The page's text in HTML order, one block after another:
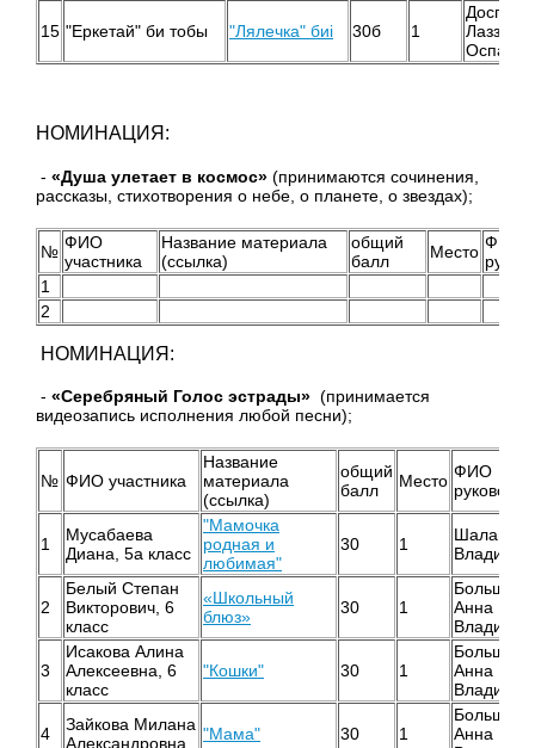
15 "Еркетай" би тобы "Лялечка" биі 30б 1
Лаззат
НОМИНАЦИЯ:
- «Душа улетает в космос» (принимаются сочинения,
рассказы, стихотворения о небе, о планете, о звездах);
№ ФИО
участника
Название материала
(ссылка)
общий
балл
Место ФИО
1
2
НОМИНАЦИЯ:
- «Серебряный Голос эстрады» (принимается
видеозапись исполнения любой песни);
№ ФИО участника
Название
материала
(ссылка)
общий
балл
Место ФИО
1
Мусабаева
Диана, 5а класс
"Мамочка
родная и
любимая"
30 1
2
Белый Степан
Викторович, 6
класс
«Школьный
блюз»
30 1
Анна
3
Исакова Алина
Алексеевна, 6
класс
"Кошки" 30 1
Анна
4
Зайкова Милана
Александровна
"Мама" 30 1
Анна